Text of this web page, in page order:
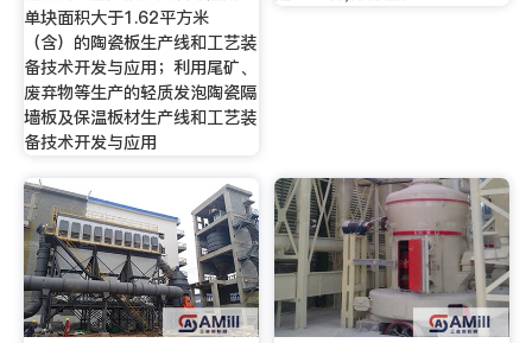
单块面积大于1.62平方米
（含）的陶瓷板生产线和工艺装
备技术开发与应用；利用尾矿、
废弃物等生产的轻质发泡陶瓷隔
墙板及保温板材生产线和工艺装
备技术开发与应用